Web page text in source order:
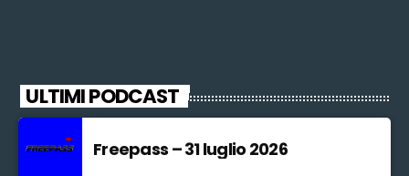
ULTIMI PODCAST
Freepass – 31 luglio 2026